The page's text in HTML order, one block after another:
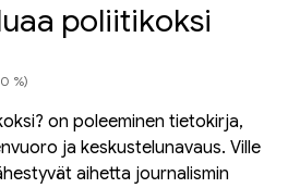
poliitikoksi
%)
on poleeminen tietokirja,
ja keskustelunavaus. Ville
aihetta journalismin